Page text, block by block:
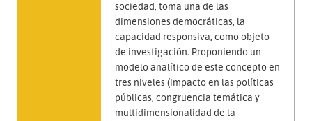
sociedad, toma una de las
dimensiones democráticas, la
capacidad responsiva, como objeto
de investigación. Proponiendo un
modelo analítico de este concepto en
tres niveles (impacto en las políticas
públicas, congruencia temática y
multidimensionalidad de la